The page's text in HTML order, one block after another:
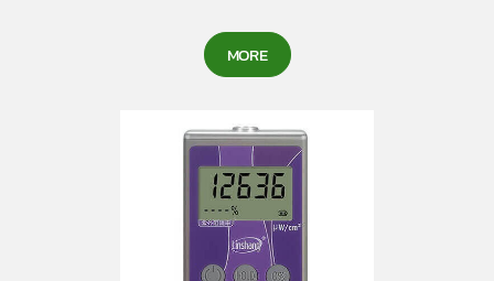
MORE